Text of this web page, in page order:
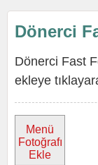
Dönerci
Dönerci Fast
ekleye
Menü
Fotoğrafı
Ekle